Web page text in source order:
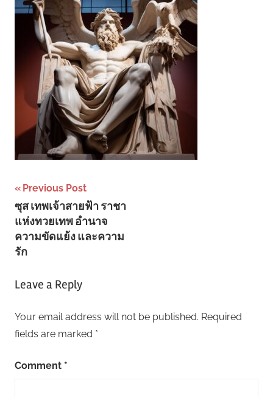
Post
navigation
Previous Post
ซุส เทพเจ้าสายฟ้า ราชา
แห่งทวยเทพ อำนาจ
ความขัดแย้ง และความ
รัก
Leave a Reply
Your email address will not be published. Required
fields are marked *
Comment *